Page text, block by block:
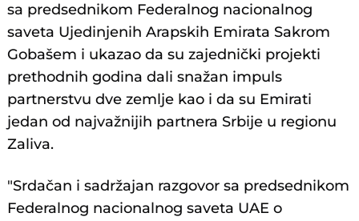
sa predsednikom Federalnog nacionalnog
saveta Ujedinjenih Arapskih Emirata Sakrom
Gobašem i ukazao da su zajednički projekti
prethodnih godina dali snažan impuls
partnerstvu dve zemlje kao i da su Emirati
jedan od najvažnijih partnera Srbije u regionu
Zaliva.
"Srdačan i sadržajan razgovor sa predsednikom
Federalnog nacionalnog saveta UAE o